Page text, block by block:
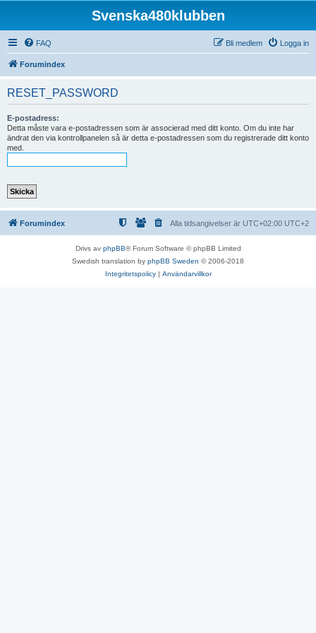
Svenska480klubben
FAQ Logga in
Bli medlem
Forumindex
RESET_PASSWORD
E-postadress:
Detta måste vara e-postadressen som är associerad med ditt konto. Om du inte har
ändrat den via kontrollpanelen så är detta e-postadressen som du registrerade ditt konto
med.
Forumindex Alla tidsangivelser är UTC+02:00 UTC+2
Drivs av phpBB® Forum Software © phpBB Limited
Swedish translation by phpBB Sweden © 2006-2018
Integritetspolicy| Användarvillkor